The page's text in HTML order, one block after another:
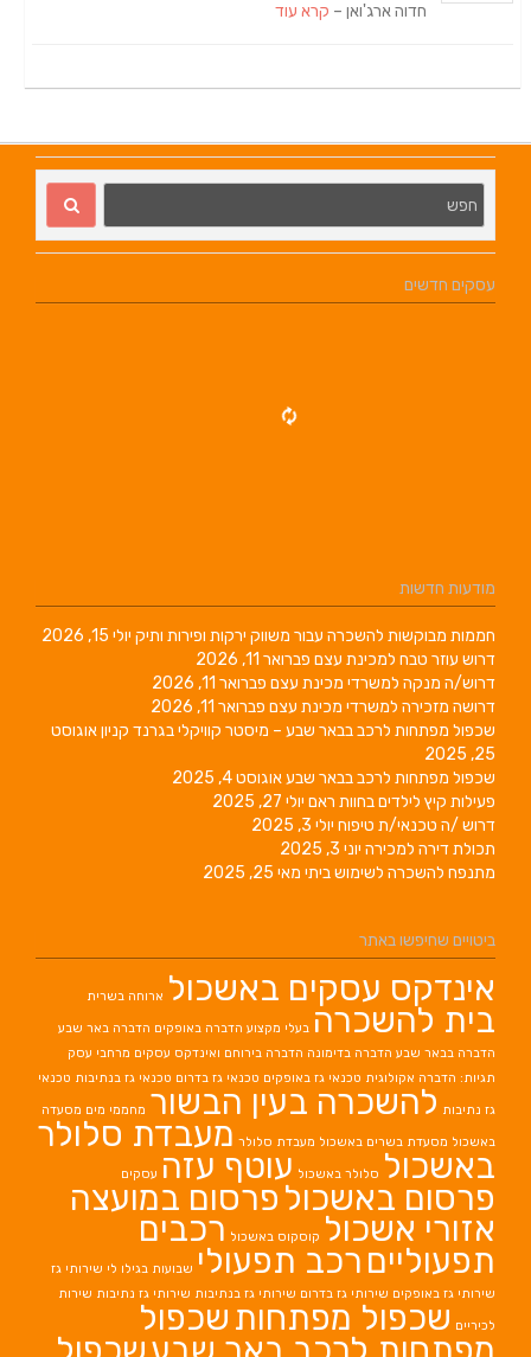
חדוה ארג'ואן – קרא עוד
עסקים חדשים
מודעות חדשות
חממות מבוקשות להשכרה עבור משווק ירקות ופירות ותיק יולי 15, 2026
דרוש עוזר טבח למכינת עצם פברואר 11, 2026
דרוש/ה מנקה למשרדי מכינת עצם פברואר 11, 2026
דרושה מזכירה למשרדי מכינת עצם פברואר 11, 2026
שכפול מפתחות לרכב בבאר שבע – מיסטר קוויקלי בגרנד קניוןאוגוסט
25, 2025
שכפול מפתחות לרכב בבאר שבעאוגוסט 4, 2025
פעילות קיץ לילדים בחוות ראם יולי 27, 2025
דרוש /ה טכנאי/ת טיפוח יולי 3, 2025
תכולת דירה למכירה יוני 3, 2025
מתנפח להשכרה לשימוש ביתי מאי 25, 2025
ביטויים שחיפשו באתר
אינדקס עסקים באשכול ארוחה בשרית
בית להשכרה בעלי מקצוע הדברה באופקים הדברה באר שבע
הדברה בבאר שבע הדברה בדימונה הדברה בירוחם ואינדקס עסקים מרחבי עסק
תגיות: הדברה אקולוגית טכנאי גז באופקים טכנאי גז בדרום טכנאי גז בנתיבות טכנאי
גז נתיבות להשכרה בעין הבשור מחממי מים מסעדה
באשכול מסעדת בשרים באשכול מעבדת סלולר מעבדת סלולר
באשכול סלולר באשכול עוטף עזה עסקים
פרסום באשכול פרסום במועצה
אזורי אשכול קוסקוס באשכול רכבים
תפעוליים רכב תפעולי שבועות בגילו לי שירותי גז
שירותי גז באופקים שירותי גז בדרום שירותי גז בנתיבות שירותי גז נתיבות שירות
לכיריים שכפול מפתחות שכפול